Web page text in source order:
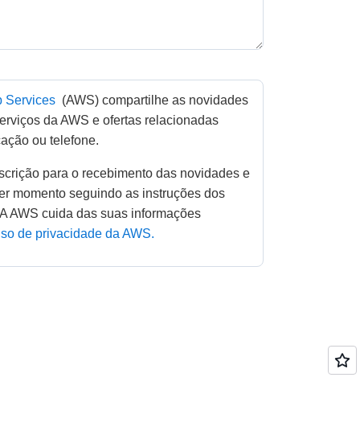
Services (AWS) compartilhe as novidades
da AWS e ofertas relacionadas
ou telefone.
momento seguindo as instruções dos
AWS cuida das suas informações
de privacidade da AWS.